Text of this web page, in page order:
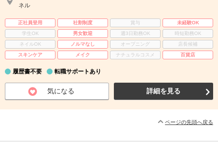
ネル
正社員登用 社割制度 賞与
未経験OK
学生OK
男女歓迎 週3日勤務OK
時短勤務OK
ネイルOK
ノルマなし オープニング
店長候補
スキンケア
メイク ナチュラルコスメ 百貨店
履歴書不要 転職サポートあり
気になる 詳細を見る
ページの先頭へ戻る